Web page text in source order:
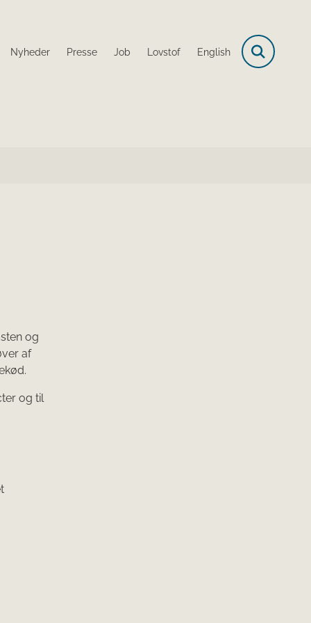
Nyheder Presse Job Lovstof English
og
af
og til